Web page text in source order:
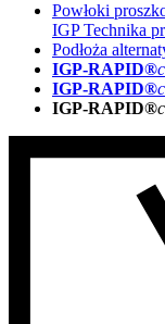
Powłoki
IGP Technika
Podłoża
IGP-RAPID®
IGP-RAPID®
IGP-RAPID®